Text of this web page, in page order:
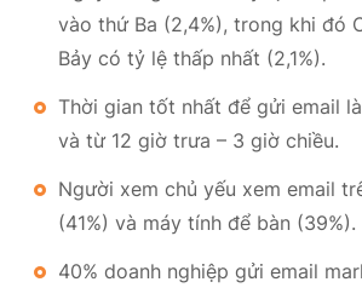
vào thứ Ba (2,4%), trong khi đó
Bảy có tỷ lệ thấp nhất (2,1%).
Thời gian tốt nhất để gửi email
và từ 12 giờ trưa – 3 giờ chiều.
Người xem chủ yếu xem email
(41%) và máy tính để bàn (39%).
40% doanh nghiệp gửi email